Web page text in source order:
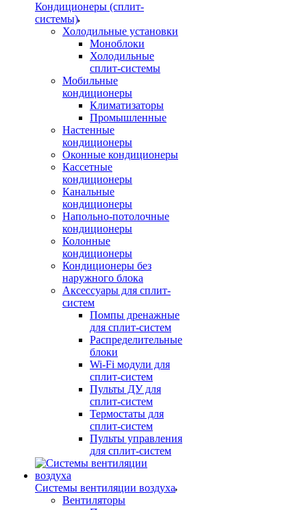
Кондиционеры (сплит-
системы)
Холодильные установки
Моноблоки
Холодильные
сплит-системы
Мобильные
кондиционеры
Климатизаторы
Промышленные
Настенные
кондиционеры
Оконные кондиционеры
Кассетные
кондиционеры
Канальные
кондиционеры
Напольно-потолочные
кондиционеры
Колонные
кондиционеры
Кондиционеры без
наружного блока
Аксессуары для сплит-
систем
Помпы дренажные
для сплит-систем
Распределительные
блоки
Wi-Fi модули для
сплит-систем
Пульты ДУ для
сплит-систем
Термостаты для
сплит-систем
Пульты управления
для сплит-систем
Системы вентиляции воздуха
Вентиляторы